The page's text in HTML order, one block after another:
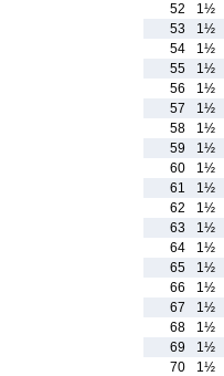
52
1½
53
1½
54
1½
55
1½
56
1½
57
1½
58
1½
59
1½
60
1½
61
1½
62
1½
63
1½
64
1½
65
1½
66
1½
67
1½
68
1½
69
1½
70
1½